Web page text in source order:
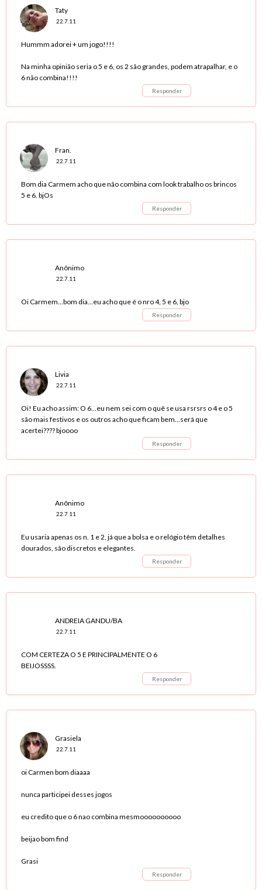
Taty
22.7.11
Hummm adorei + um jogo!!!!
Na minha opinião seria o 5 e 6, os 2 são grandes, podem atrapalhar, e o
6 não combina!!!!
Responder
Fran.
22.7.11
Bom dia Carmem acho que não combina com look trabalho os brincos
5 e 6. bjOs
Responder
Anônimo
22.7.11
Oi Carmem...bom dia...eu acho que é o nro 4, 5 e 6, bjo
Responder
Livia
22.7.11
Oi! Eu acho assim: O 6...eu nem sei com o quê se usa rsrsrs o 4 e o 5
são mais festivos e os outros acho que ficam bem...será que
acertei???? bjoooo
Responder
Anônimo
22.7.11
Eu usaria apenas os n. 1 e 2, já que a bolsa e o relógio têm detalhes
dourados, são discretos e elegantes.
Responder
ANDREIA GANDU/BA
22.7.11
COM CERTEZA O 5 E PRINCIPALMENTE O 6
BEIJOSSSS.
Responder
Grasiela
22.7.11
oi Carmen bom diaaaa
nunca participei desses jogos
eu credito que o 6 nao combina mesmoooooooooo
beijao bom find
Grasi
Responder